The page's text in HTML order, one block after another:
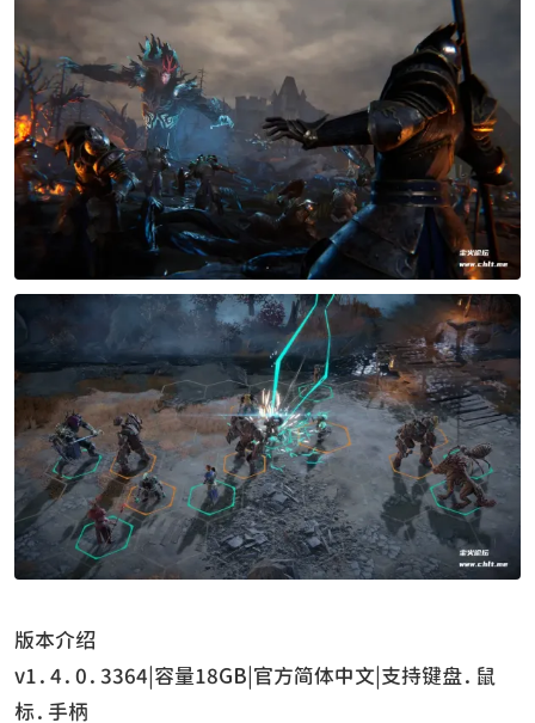
版本介绍
v1.4.0.3364|容量18GB|官方简体中文|支持键盘.鼠
标.手柄